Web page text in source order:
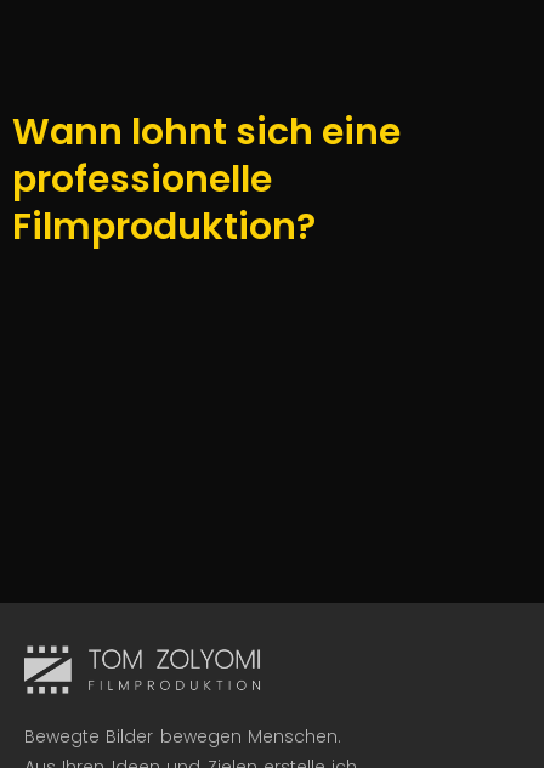
Wann lohnt sich eine
professionelle
Filmproduktion?
Bewegte Bilder bewegen Menschen.